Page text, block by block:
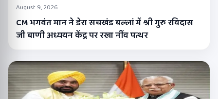
August 9, 2026
CM भगवंत मान ने डेरा सचखंड बल्लां में श्री गुरु रविदास
जी बाणी अध्ययन केंद्र पर रखा नींव पत्थर